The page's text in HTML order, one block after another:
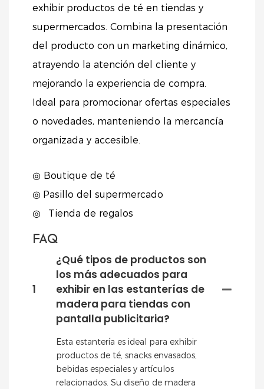
exhibir productos de té en tiendas y
supermercados. Combina la presentación
del producto con un marketing dinámico,
atrayendo la atención del cliente y
mejorando la experiencia de compra.
Ideal para promocionar ofertas especiales
o novedades, manteniendo la mercancía
organizada y accesible.
◎ Boutique de té
◎ Pasillo del supermercado
◎
Tienda de regalos
FAQ
1
¿Qué tipos de productos son
los más adecuados para
exhibir en las estanterías de
madera para tiendas con
pantalla publicitaria?
Esta estantería es ideal para exhibir
productos de té, snacks envasados,
bebidas especiales y artículos
relacionados. Su diseño de madera